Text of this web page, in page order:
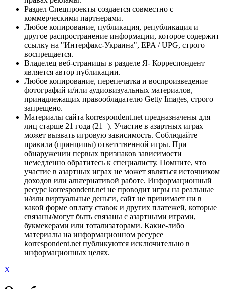
Раздел Спецпроекты создается совместно с
коммерческими партнерами.
Любое копирование, публикация, републикация и
другое распространение информации, которое содержит
ссылку на "Интерфакс-Украина", EPA / UPG, строго
воспрещается.
Владелец веб-страницы в разделе Я- Корреспондент
является автор публикации.
Любое копирование, перепечатка и воспроизведение
фотографий и/или аудиовизуальных материалов,
принадлежащих правообладателю Getty Images, строго
запрещено.
Материалы сайта korrespondent.net предназначены для
лиц старше 21 года (21+). Участие в азартных играх
может вызвать игровую зависимость. Соблюдайте
правила (принципы) ответственной игры. При
обнаружении первых признаков зависимости
немедленно обратитесь к специалисту. Помните, что
участие в азартных играх не может являться источником
доходов или альтернативой работе. Информационный
ресурс korrespondent.net не проводит игры на реальные
и/или виртуальные деньги, сайт не принимает ни в
какой форме оплату ставок и других платежей, которые
связаны/могут быть связаны с азартными играми,
букмекерами или тотализаторами. Какие-либо
материалы на информационном ресурсе
korrespondent.net публикуются исключительно в
информационных целях.
X